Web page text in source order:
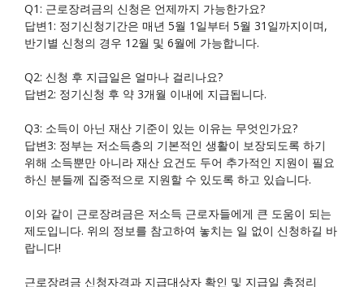
Q1: 근로장려금의 신청은 언제까지 가능한가요?
답변1: 정기신청기간은 매년 5월 1일부터 5월 31일까지이며,
반기별 신청의 경우 12월 및 6월에 가능합니다.
Q2: 신청 후 지급일은 얼마나 걸리나요?
답변2: 정기신청 후 약 3개월 이내에 지급됩니다.
Q3: 소득이 아닌 재산 기준이 있는 이유는 무엇인가요?
답변3: 정부는 저소득층의 기본적인 생활이 보장되도록 하기
위해 소득뿐만 아니라 재산 요건도 두어 추가적인 지원이 필요
하신 분들께 집중적으로 지원할 수 있도록 하고 있습니다.
이와 같이 근로장려금은 저소득 근로자들에게 큰 도움이 되는
제도입니다. 위의 정보를 참고하여 놓치는 일 없이 신청하길 바
랍니다!
근로장려금 신청자격과 지급대상자 확인 및 지급일 총정리